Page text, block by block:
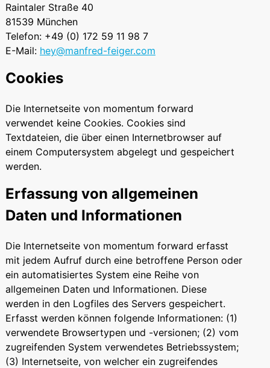
Raintaler Straße 40
81539 München
Telefon: +49 (0) 172 59 11 98 7
E-Mail: hey@manfred-feiger.com
Cookies
Die Internetseite von momentum forward
verwendet keine Cookies. Cookies sind
Textdateien, die über einen Internetbrowser auf
einem Computersystem abgelegt und gespeichert
werden.
Erfassung von allgemeinen
Daten und Informationen
Die Internetseite von momentum forward erfasst
mit jedem Aufruf durch eine betroffene Person oder
ein automatisiertes System eine Reihe von
allgemeinen Daten und Informationen. Diese
werden in den Logfiles des Servers gespeichert.
Erfasst werden können folgende Informationen: (1)
verwendete Browsertypen und -versionen; (2) vom
zugreifenden System verwendetes Betriebssystem;
(3) Internetseite, von welcher ein zugreifendes